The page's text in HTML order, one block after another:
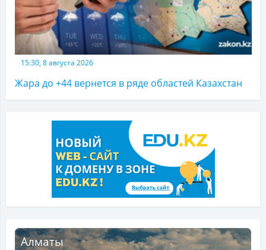
15:30, 8 августа 2026
Жара до +44 вернется в ряде областей Казахстан
Алматы